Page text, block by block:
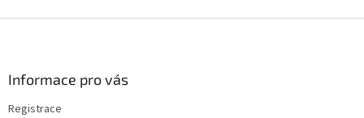
Informace pro vás
Registrace